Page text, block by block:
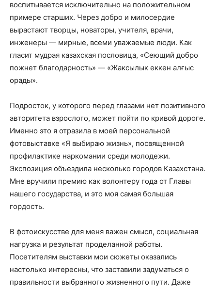
воспитывается исключительно на положительном
примере старших. Через добро и милосердие
вырастают творцы, новаторы, учителя, врачи,
инженеры — мирные, всеми уважаемые люди. Как
гласит мудрая казахская пословица, «Сеющий добро
пожнет благодарность» — «Жаксылык еккен алғыс
орады».
Подросток, у которого перед глазами нет позитивного
авторитета взрослого, может пойти по кривой дороге.
Именно это я отразила в моей персональной
фотовыставке «Я выбираю жизнь», посвященной
профилактике наркомании среди молодежи.
Экспозиция объездила несколько городов Казахстана.
Мне вручили премию как волонтеру года от Главы
нашего государства, и это моя самая большая
гордость.
В фотоискусстве для меня важен смысл, социальная
нагрузка и результат проделанной работы.
Посетителям выставки мои сюжеты оказались
настолько интересны, что заставили задуматься о
правильности выбранного жизненного пути. Даже